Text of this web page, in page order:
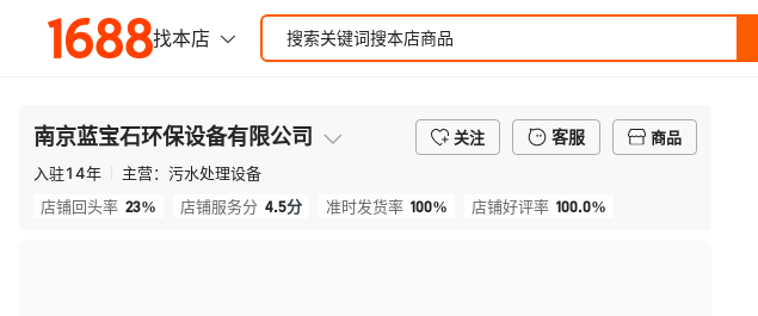
南京蓝宝石环保设备有限公司 关注 客服
商品
入驻14年 主营： 污水处理设备
店铺回头率 23% 店铺服务分 4.5分 准时发货率 100% 店铺好评率 100.0%